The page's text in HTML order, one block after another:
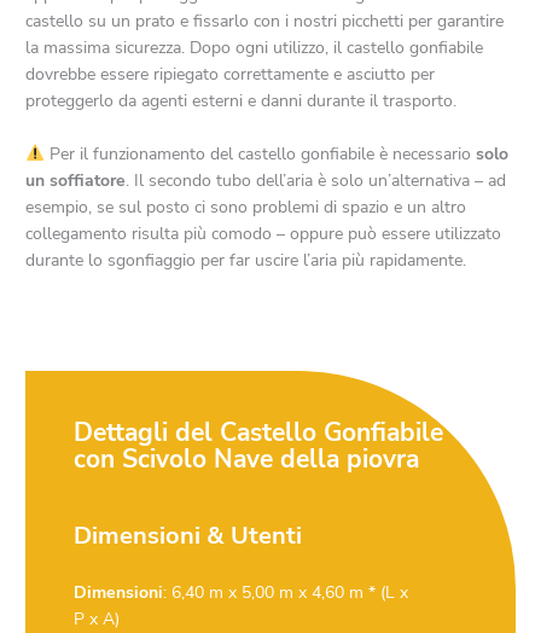
castello su un prato e fissarlo con i nostri picchetti per garantire
la massima sicurezza. Dopo ogni utilizzo, il castello gonfiabile
dovrebbe essere ripiegato correttamente e asciutto per
proteggerlo da agenti esterni e danni durante il trasporto.
Per il funzionamento del castello gonfiabile è necessario solo
un soffiatore. Il secondo tubo dell’aria è solo un’alternativa – ad
esempio, se sul posto ci sono problemi di spazio e un altro
collegamento risulta più comodo – oppure può essere utilizzato
durante lo sgonfiaggio per far uscire l’aria più rapidamente.
Dettagli del Castello Gonfiabile
con Scivolo Nave della piovra
Dimensioni & Utenti
Dimensioni: 6,40 m x 5,00 m x 4,60 m * (L x
P x A)